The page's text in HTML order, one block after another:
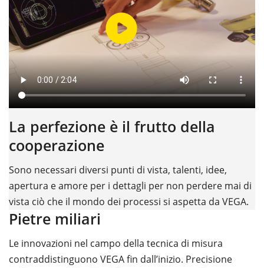
La perfezione è il frutto della
cooperazione
Sono necessari diversi punti di vista, talenti, idee,
apertura e amore per i dettagli per non perdere mai di
vista ciò che il mondo dei processi si aspetta da VEGA.
Pietre miliari
Le innovazioni nel campo della tecnica di misura
contraddistinguono VEGA fin dall’inizio. Precisione